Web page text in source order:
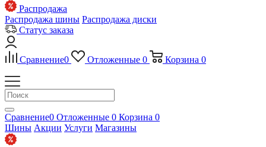
Распродажа
Распродажа шины Распродажа диски
Статус заказа
Сравнение0 Отложенные 0 Корзина 0
Сравнение0 Отложенные 0 Корзина 0
Шины Акции Услуги Магазины